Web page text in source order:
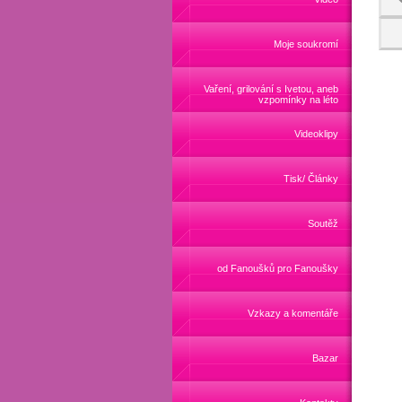
Moje soukromí
Vaření, grilování s Ivetou, aneb
vzpomínky na léto
Videoklipy
Tisk/ Články
Soutěž
od Fanoušků pro Fanoušky
Vzkazy a komentáře
Bazar